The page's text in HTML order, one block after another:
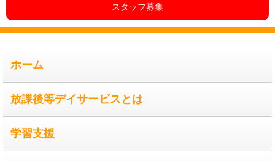
スタッフ募集
ホーム
放課後等デイサービスとは
学習支援